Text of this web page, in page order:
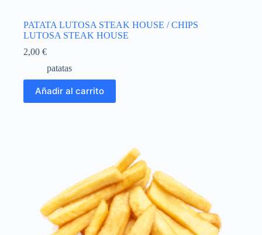
PATATA LUTOSA STEAK HOUSE / CHIPS
LUTOSA STEAK HOUSE
2,00 €
patatas
Añadir al carrito